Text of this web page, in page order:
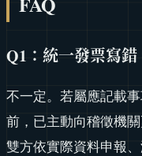
Q1：統一發票寫
不一定。若屬應記載
前，已主動向稽徵機
雙方依實際資料申報